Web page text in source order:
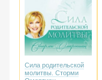
Сила родительской
молитвы. Сторми